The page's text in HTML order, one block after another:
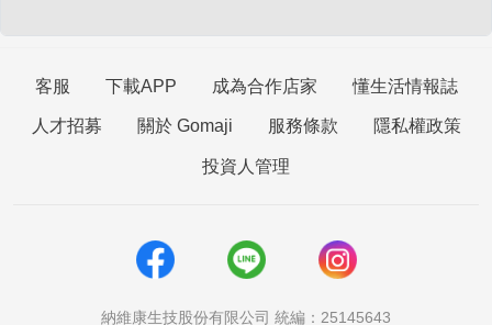
客服 下載APP 成為合作店家 懂生活情報誌
人才招募 關於 Gomaji 服務條款 隱私權政策
投資人管理
納維康生技股份有限公司 統編：25145643